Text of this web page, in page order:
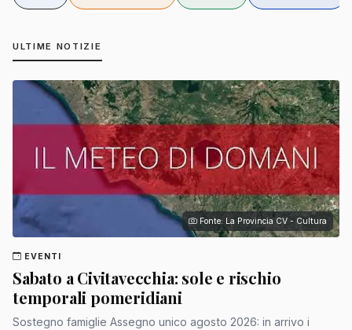
ULTIME NOTIZIE
Fonte: La Provincia CV - Cultura
EVENTI
Sabato a Civitavecchia: sole e rischio
temporali pomeridiani
Sostegno famiglie Assegno unico agosto 2026: in arrivo i